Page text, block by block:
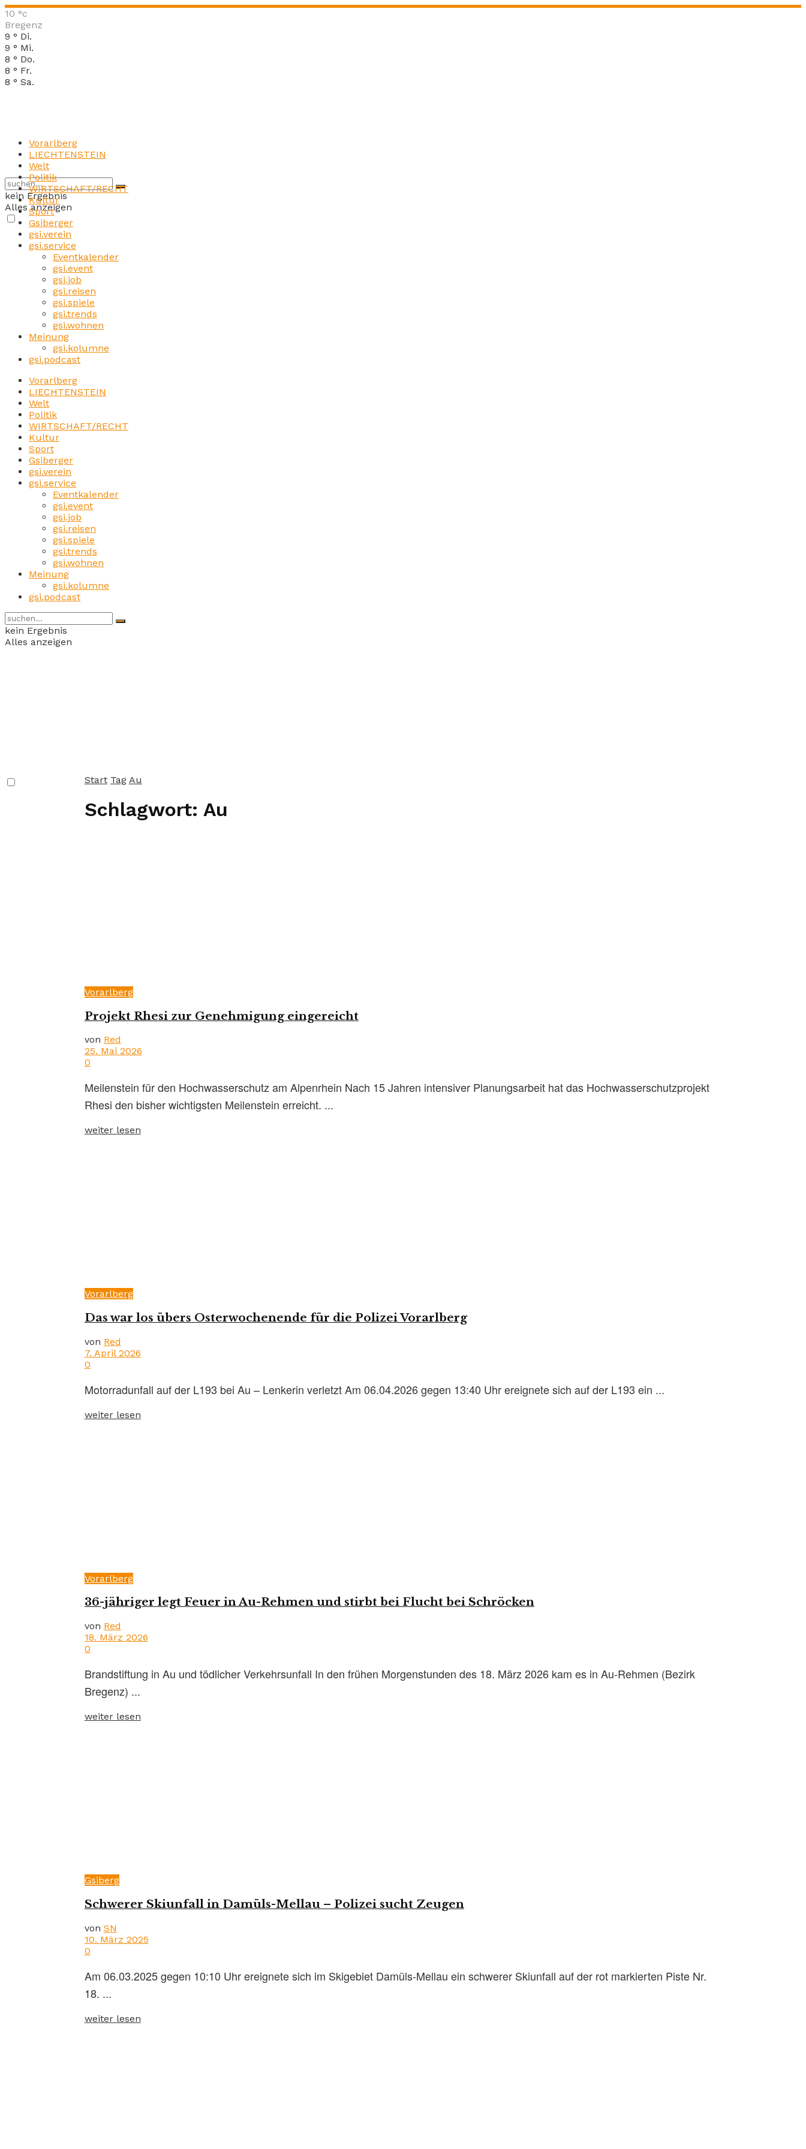
10 °c
Bregenz
9 ° Di.
9 ° Mi.
8 ° Do.
8 ° Fr.
8 ° Sa.
kein Ergebnis
Alles anzeigen
Vorarlberg
LIECHTENSTEIN
Welt
Politik
WIRTSCHAFT/RECHT
Kultur
Sport
Gsiberger
gsi.verein
gsi.service
Eventkalender
gsi.event
gsi.job
gsi.reisen
gsi.spiele
gsi.trends
gsi.wohnen
Meinung
gsi.kolumne
gsi.podcast
Vorarlberg
LIECHTENSTEIN
Welt
Politik
WIRTSCHAFT/RECHT
Kultur
Sport
Gsiberger
gsi.verein
gsi.service
Eventkalender
gsi.event
gsi.job
gsi.reisen
gsi.spiele
gsi.trends
gsi.wohnen
Meinung
gsi.kolumne
gsi.podcast
kein Ergebnis
Alles anzeigen
Start Tag Au
Schlagwort: Au
Vorarlberg
Projekt Rhesi zur Genehmigung eingereicht
von Red
25. Mai 2026
0
Meilenstein für den Hochwasserschutz am Alpenrhein Nach 15 Jahren intensiver Planungsarbeit hat das Hochwasserschutzprojekt
Rhesi den bisher wichtigsten Meilenstein erreicht. ...
weiter lesen
Vorarlberg
Das war los übers Osterwochenende für die Polizei Vorarlberg
von Red
7. April 2026
0
Motorradunfall auf der L193 bei Au – Lenkerin verletzt Am 06.04.2026 gegen 13:40 Uhr ereignete sich auf der L193 ein ...
weiter lesen
Vorarlberg
36-jähriger legt Feuer in Au-Rehmen und stirbt bei Flucht bei Schröcken
von Red
18. März 2026
0
Brandstiftung in Au und tödlicher Verkehrsunfall In den frühen Morgenstunden des 18. März 2026 kam es in Au-Rehmen (Bezirk
Bregenz) ...
weiter lesen
Gsiberg
Schwerer Skiunfall in Damüls-Mellau – Polizei sucht Zeugen
von SN
10. März 2025
0
Am 06.03.2025 gegen 10:10 Uhr ereignete sich im Skigebiet Damüls-Mellau ein schwerer Skiunfall auf der rot markierten Piste Nr.
18. ...
weiter lesen